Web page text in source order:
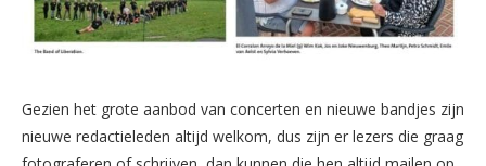
Gezien het grote aanbod van concerten en nieuwe bandjes zijn
nieuwe redactieleden altijd welkom, dus zijn er lezers die graag